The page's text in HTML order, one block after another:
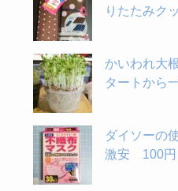
りたたみク
かいわれ大
タートから
ダイソーの
激安 100円